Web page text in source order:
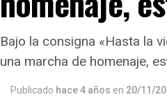
Bajo la consigna «Hasta la
una marcha de homenaje,
Publicado hace 4 años en 20/11/